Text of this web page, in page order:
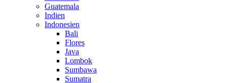
Guatemala
Indien
Indonesien
Bali
Flores
Java
Lombok
Sumbawa
Sumatra